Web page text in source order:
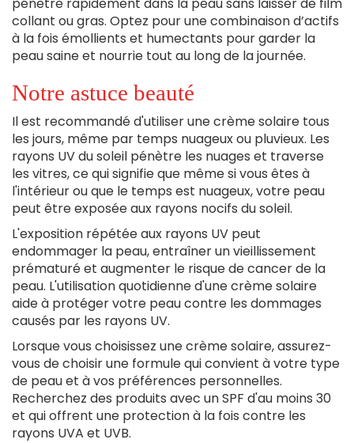
collant ou gras. Optez pour une combinaison d’actifs
à la fois émollients et humectants pour garder la
peau saine et nourrie tout au long de la journée.
Notre astuce beauté
Il est recommandé d'utiliser une crème solaire tous
les jours, même par temps nuageux ou pluvieux. Les
rayons UV du soleil pénètre les nuages et traverse
les vitres, ce qui signifie que même si vous êtes à
l'intérieur ou que le temps est nuageux, votre peau
peut être exposée aux rayons nocifs du soleil.
L'exposition répétée aux rayons UV peut
endommager la peau, entraîner un vieillissement
prématuré et augmenter le risque de cancer de la
peau. L'utilisation quotidienne d'une crème solaire
aide à protéger votre peau contre les dommages
causés par les rayons UV.
Lorsque vous choisissez une crème solaire, assurez-
vous de choisir une formule qui convient à votre type
de peau et à vos préférences personnelles.
Recherchez des produits avec un SPF d'au moins 30
et qui offrent une protection à la fois contre les
rayons UVA et UVB.